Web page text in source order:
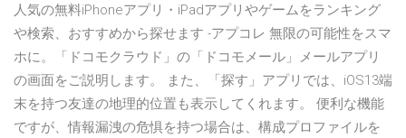
人気の無料iPhoneアプリ・iPadアプリやゲームをランキング
や検索、おすすめから探せます -アプコレ 無限の可能性をスマ
ホに。「ドコモクラウド」の「ドコモメール」メールアプリ
の画面をご説明します。 また、「探す」アプリでは、iOS13端
末を持つ友達の地理的位置も表示してくれます。 便利な機能
ですが、情報漏洩の危惧を持つ場合は、構成プロファイルを